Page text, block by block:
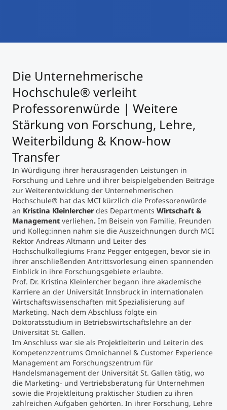
Study Finder Bachelor/Master
Masterclasses
Management-Seminare
Technische Weiterbildung
Maßgeschneiderte Programme
Studienberatung
Executive Education Finder
Die Unternehmerische
Hochschule® verleiht
Professorenwürde | Weitere
Stärkung von Forschung, Lehre,
Weiterbildung & Know-how
Transfer
In Würdigung ihrer herausragenden Leistungen in
Forschung und Lehre und ihrer beispielgebenden Beiträge
zur Weiterentwicklung der Unternehmerischen
Hochschule® hat das MCI kürzlich die Professorenwürde
an Kristina Kleinlercherdes Departments Wirtschaft &
Management verliehen. Im Beisein von Familie, Freunden
und Kolleg:innen nahm sie die Auszeichnungen durch MCI
Rektor Andreas Altmann und Leiter des
Hochschulkollegiums Franz Pegger entgegen, bevor sie in
ihrer anschließenden Antrittsvorlesung einen spannenden
Einblick in ihre Forschungsgebiete erlaubte.
Prof. Dr. Kristina Kleinlercher begann ihre akademische
Karriere an der Universität Innsbruck in internationalen
Wirtschaftswissenschaften mit Spezialisierung auf
Marketing. Nach dem Abschluss folgte ein
Doktoratsstudium in Betriebswirtschaftslehre an der
Universität St. Gallen.
Im Anschluss war sie als Projektleiterin und Leiterin des
Kompetenzzentrums Omnichannel & Customer Experience
Management am Forschungszentrum für
Handelsmanagement der Universität St. Gallen tätig, wo
die Marketing- und Vertriebsberatung für Unternehmen
sowie die Projektleitung praktischer Studien zu ihren
zahlreichen Aufgaben gehörten. In ihrer Forschung, Lehre